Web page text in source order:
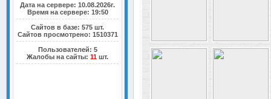
Дата на сервере: 10.08.2026г.
Время на сервере: 19:50
Сайтов в базе: 575 шт.
Сайтов просмотрено: 1510371
Пользователей: 5
Жалобы на сайты:11 шт.